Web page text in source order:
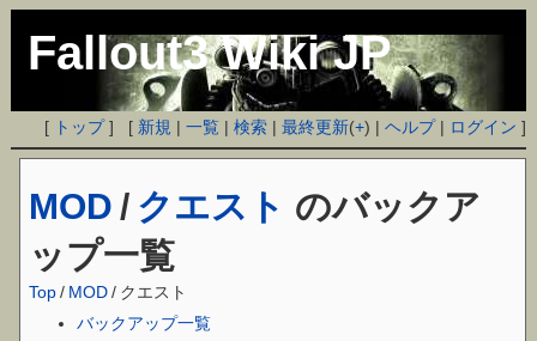
Fallout3 Wiki JP
[ トップ] [ 新規 |一覧 |検索 |最終更新(+) |ヘルプ| ログイン ]
MOD / クエスト のバックア
ップ一覧
Top / MOD/ クエスト
バックアップ一覧